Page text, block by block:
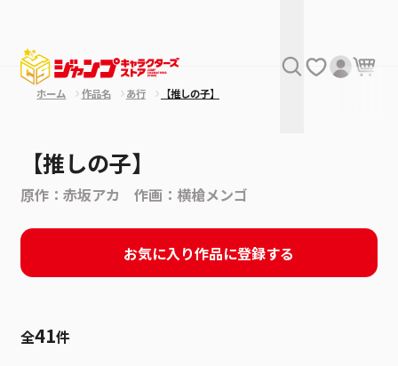
ホーム 作品名 あ行 【推しの子】
【推しの子】
原作：赤坂アカ 作画：横槍メンゴ
お気に入り作品に登録する
全41件